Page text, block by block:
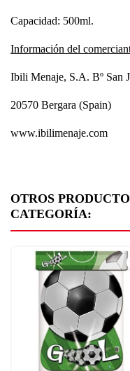
Capacidad: 500ml.
Información del
Ibili Menaje, S.A. Bº San
20570 Bergara (Spain)
www.ibilimenaje.com
OTROS
CATEGORÍA: